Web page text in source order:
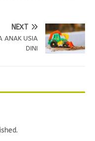
NEXT
ANAK USIA
DINI